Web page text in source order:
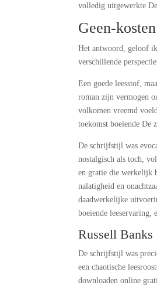
volledig uitgewerkte
Geen-
Het antwoord, geloof
verschillende
Een goede leesstof,
roman zijn vermogen
volkomen vreemd
toekomst boeiende De
De schrijfstijl was
nostalgisch als toch,
en gratie die werkelijk
nalatigheid en
daadwerkelijke
boeiende leeservaring,
Russell Banks
De schrijfstijl was
een chaotische
downloaden online